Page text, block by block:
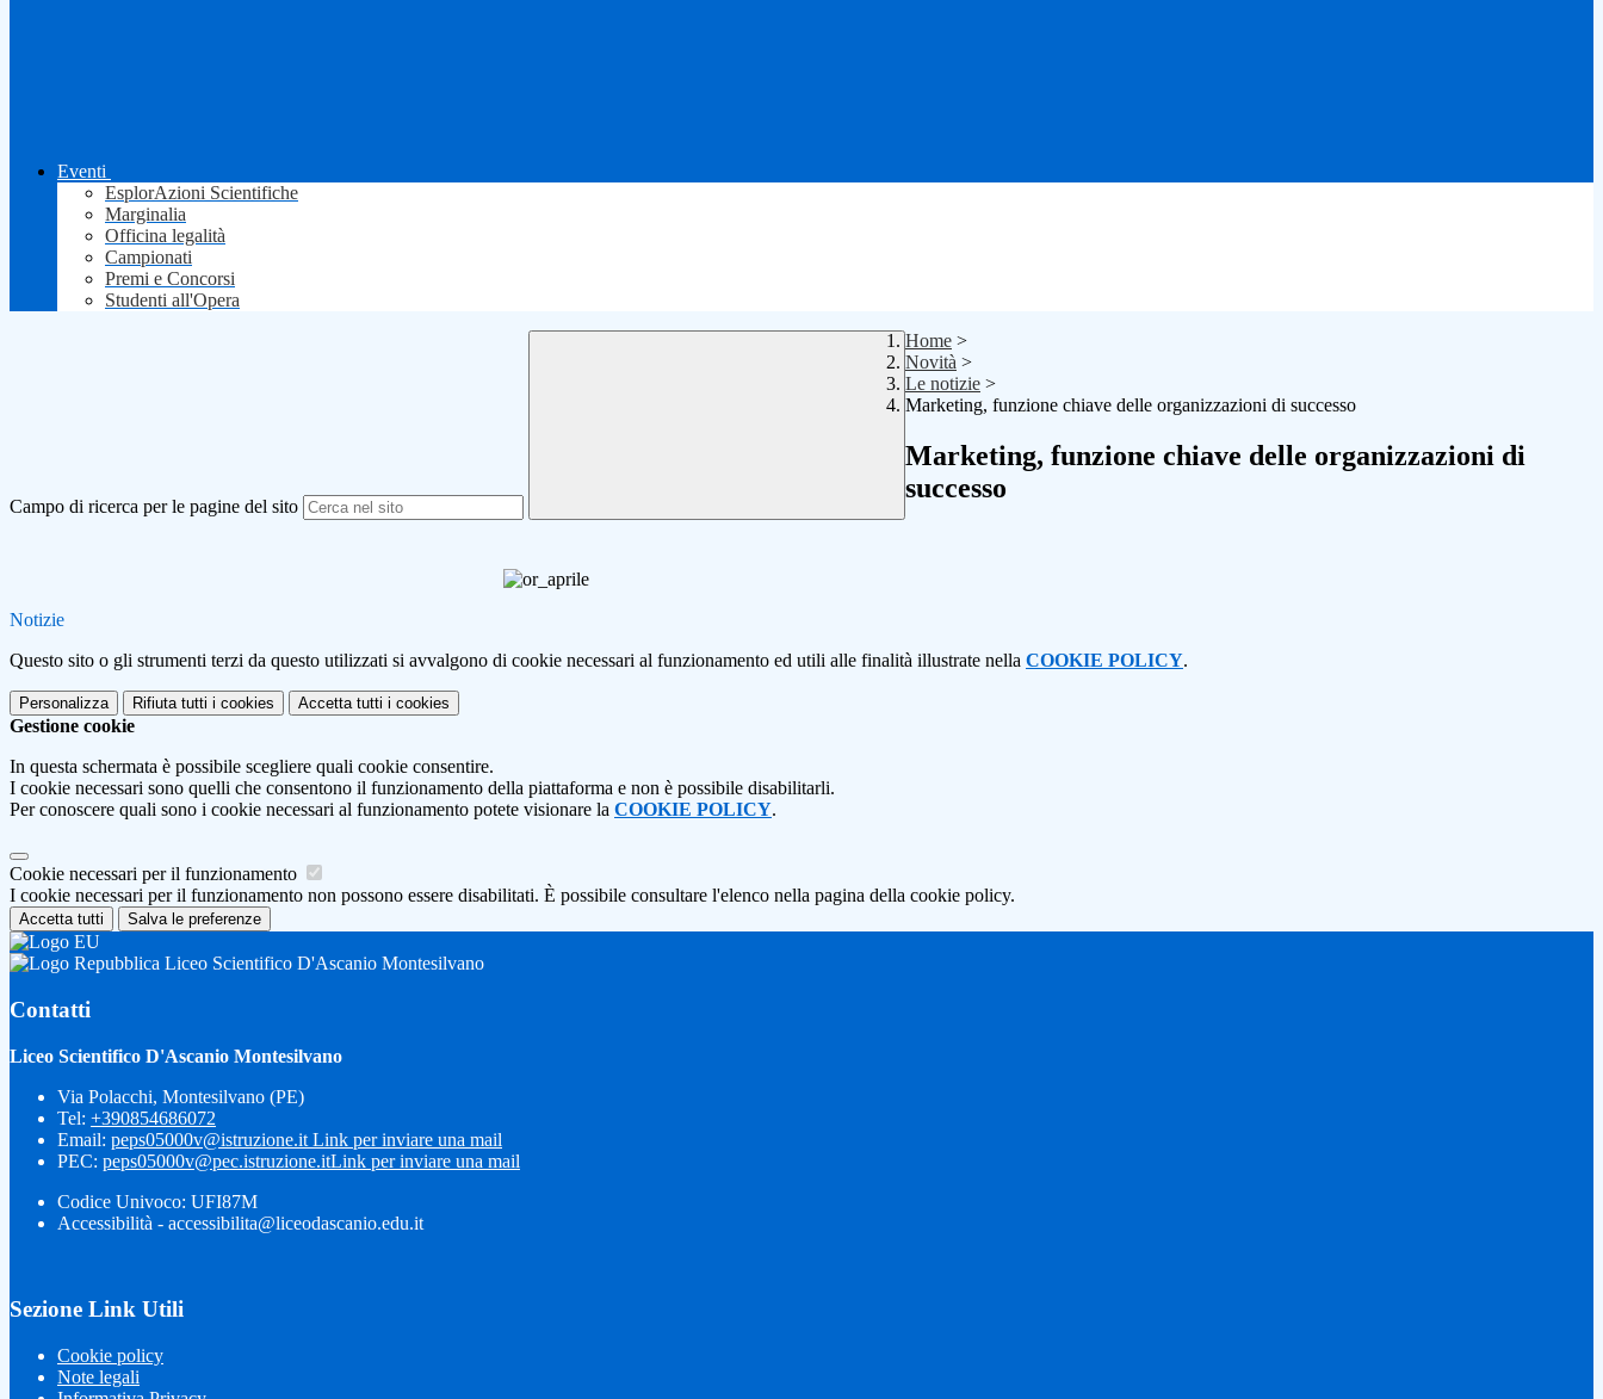
Eventi
EsplorAzioni Scientifiche
Marginalia
Officina legalità
Campionati
Premi e Concorsi
Studenti all'Opera
Campo di ricerca per le pagine del sito
Home >
Novità >
Le notizie >
Marketing, funzione chiave delle organizzazioni di successo
Marketing, funzione chiave delle organizzazioni di
successo
Notizie
Questo sito o gli strumenti terzi da questo utilizzati si avvalgono di cookie necessari al funzionamento ed utili alle finalità illustrate nella COOKIE POLICY.
Personalizza Rifiuta tutti i cookies Accetta tutti i cookies
Gestione cookie
In questa schermata è possibile scegliere quali cookie consentire.
I cookie necessari sono quelli che consentono il funzionamento della piattaforma e non è possibile disabilitarli.
Per conoscere quali sono i cookie necessari al funzionamento potete visionare la COOKIE POLICY.
Cookie necessari per il funzionamento
I cookie necessari per il funzionamento non possono essere disabilitati. È possibile consultare l'elenco nella pagina della cookie policy.
Accetta tutti Salva le preferenze
Liceo Scientifico D'Ascanio Montesilvano
Contatti
Liceo Scientifico D'Ascanio Montesilvano
Via Polacchi, Montesilvano (PE)
Tel: +390854686072
Email: peps05000v@istruzione.it Link per inviare una mail
PEC: peps05000v@pec.istruzione.itLink per inviare una mail
Codice Univoco: UFI87M
Accessibilità - accessibilita@liceodascanio.edu.it
Sezione Link Utili
Cookie policy
Note legali